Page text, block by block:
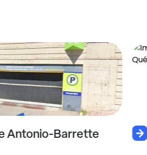
Antonio-Barrette